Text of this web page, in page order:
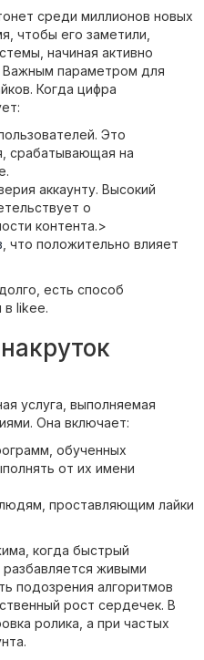
среди миллионов новых
чтобы его заметили,
начиная активно
Важным параметром для
Когда цифра
Это
срабатывающая на
аккаунту. Высокий
о
контента.>
, что положительно влияет
есть способ
в likee.
услуга, выполняемая
Она включает:
обученных
от их имени
проставляющим лайки
когда быстрый
живыми
подозрения алгоритмов
рост сердечек. В
ролика, а при частых